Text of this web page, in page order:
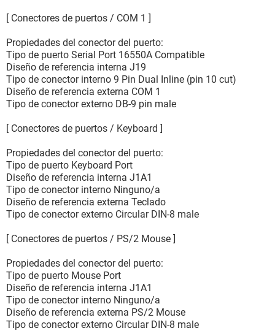
[ Conectores de puertos / COM 1 ]
Propiedades del conector del puerto:
Tipo de puerto Serial Port 16550A Compatible
Diseño de referencia interna J19
Tipo de conector interno 9 Pin Dual Inline (pin 10 cut)
Diseño de referencia externa COM 1
Tipo de conector externo DB-9 pin male
[ Conectores de puertos / Keyboard ]
Propiedades del conector del puerto:
Tipo de puerto Keyboard Port
Diseño de referencia interna J1A1
Tipo de conector interno Ninguno/a
Diseño de referencia externa Teclado
Tipo de conector externo Circular DIN-8 male
[ Conectores de puertos / PS/2 Mouse ]
Propiedades del conector del puerto:
Tipo de puerto Mouse Port
Diseño de referencia interna J1A1
Tipo de conector interno Ninguno/a
Diseño de referencia externa PS/2 Mouse
Tipo de conector externo Circular DIN-8 male